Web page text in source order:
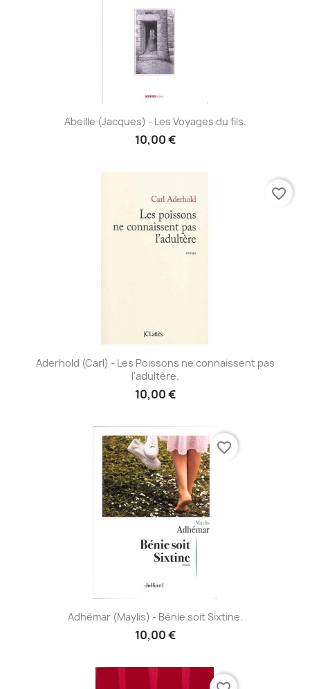
Abeille (Jacques) - Les Voyages du fils.
10,00 €
Aderhold (Carl) - Les Poissons ne connaissent pas
l'adultère.
10,00 €
favorite_border
Adhémar (Maylis) - Bénie soit Sixtine.
10,00 €
favorite_border